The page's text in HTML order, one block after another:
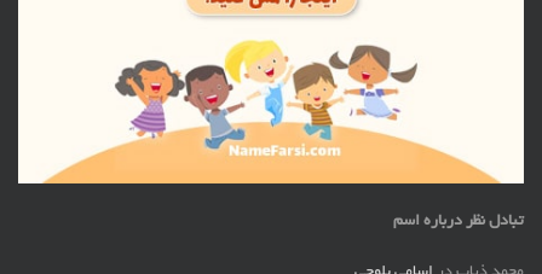
تبادل نظر درباره اسم